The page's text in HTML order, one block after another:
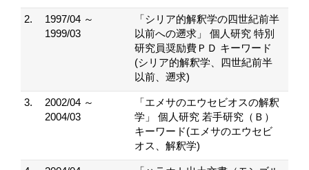
2.
1997/04 ～
1999/03
「シリア的解釈学の四世紀前半
以前への遡求」 個人研究 特別
研究員奨励費ＰＤ キーワード
(シリア的解釈学、四世紀前半
以前、遡求)
3.
2002/04 ～
2004/03
「エメサのエウセビオスの解釈
学」 個人研究 若手研究（Ｂ）
キーワード(エメサのエウセビ
オス、解釈学)